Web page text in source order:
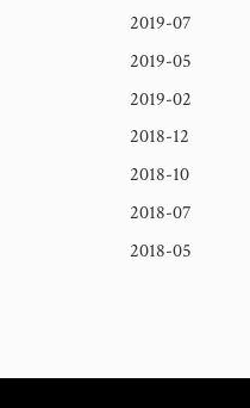
2019-07
2019-05
2019-02
2018-12
2018-10
2018-07
2018-05